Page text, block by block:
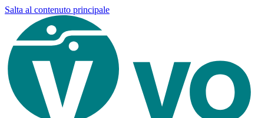
Salta al contenuto principale